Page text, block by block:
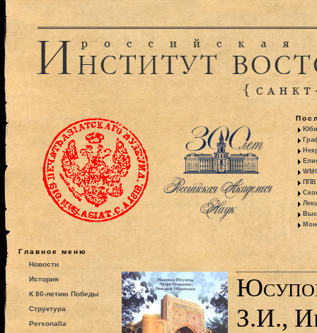
ППВ
Главное меню
Новости
История
К 80-летию Победы
Структура
Personalia
З.И.,